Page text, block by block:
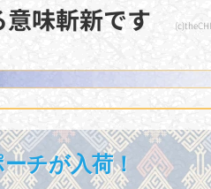
意味斬新です
チが入荷！